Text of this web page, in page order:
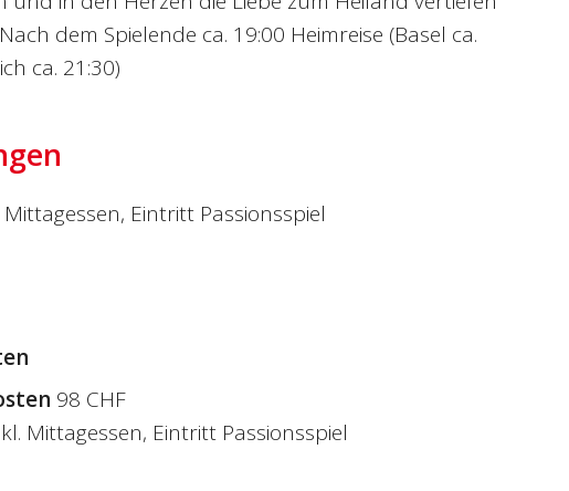
dem Spielende ca. 19:00 Heimreise (Basel ca.
ca. 21:30)
Eintritt Passionsspiel
98 CHF
Mittagessen, Eintritt Passionsspiel